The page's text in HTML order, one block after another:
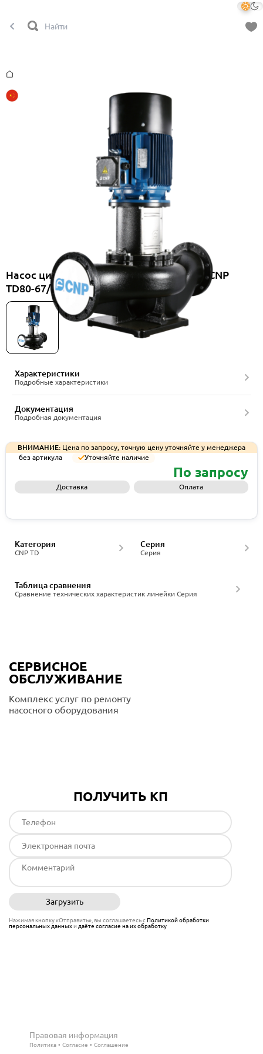
Насос циркуляционный вертикальный CNP
TD80-67/2SWSCJ
Характеристики
Подробные характеристики
Документация
Подробная документация
ВНИМАНИЕ: Цена по запросу, точную цену уточняйте у менеджера
без артикула
Уточняйте наличие
По запросу
Доставка Оплата
CNP TD
Категория
Серия
Серия
Сравнение технических характеристик линейки Серия
Таблица сравнения
СЕРВИСНОЕ
ОБСЛУЖИВАНИЕ
Комплекс услуг по ремонту
насосного оборудования
ПОЛУЧИТЬ КП
Загрузить
Нажимая кнопку «Отправить», вы соглашаетесь сПолитикой обработки
персональных данныхи даёте согласие на их обработку
Правовая информация
Политика Согласие Соглашение